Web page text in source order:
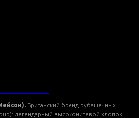
Британский бренд рубашечных
легендарный высоконитевой хлопок,